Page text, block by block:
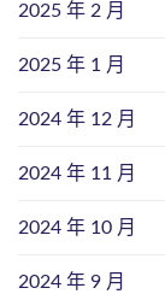
2025 年 2 月
2025 年 1 月
2024 年 12 月
2024 年 11 月
2024 年 10 月
2024 年 9 月